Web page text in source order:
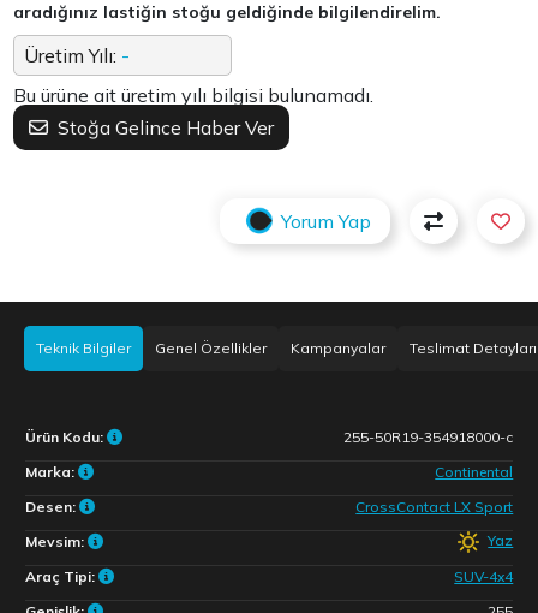
aradığınız lastiğin stoğu geldiğinde bilgilendirelim.
Üretim Yılı: -
Bu ürüne ait üretim yılı bilgisi bulunamadı.
Stoğa Gelince Haber Ver
Yorum Yap
Teknik Bilgiler Genel Özellikler Kampanyalar Teslimat Detayları
Ürün Kodu:
255-50R19-354918000-c
Marka:
Continental
Desen:
CrossContact LX Sport
Mevsim:
Yaz
Araç Tipi:
SUV-4x4